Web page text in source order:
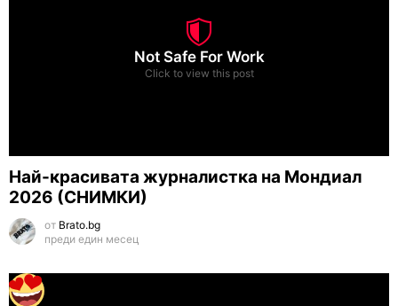
Not Safe For Work
Click to view this post
Най-красивата журналистка на Мондиал
2026 (СНИМКИ)
от Brato.bg
преди един месец